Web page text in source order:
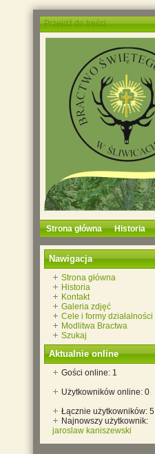
Przejdź do treści
Strona główna Historia
Nawigacja
Strona główna
Historia
Kontakt
Galeria zdjęć
Cele i formy działalności
Modlitwa Bractwa
Szukaj
Aktualnie online
Gości online: 1
Użytkowników online: 0
Łącznie użytkowników: 5
Najnowszy użytkownik:
jaroslaw kaniszewski